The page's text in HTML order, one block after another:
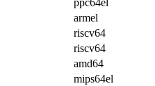
ppc64el
armel
riscv64
riscv64
amd64
mips64el